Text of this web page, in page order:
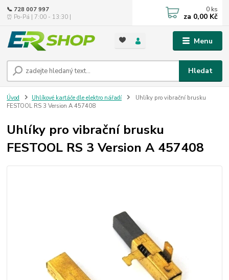
Menu
Hledat
📞 728 007 997
⏰ Po-Pá | 7:00 - 13:30 |
0 ks
za 0,00 Kč
Úvod Uhlíkové kartáče dle elektro nářadí
Uhlíky pro vibrační brusku
FESTOOL RS 3 Version A 457408
Uhlíky pro vibrační brusku
FESTOOL RS 3 Version A 457408